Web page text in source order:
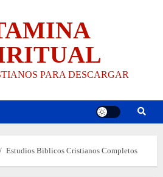
PARA DESCARGAR
Estudios Biblicos Cristianos Completos